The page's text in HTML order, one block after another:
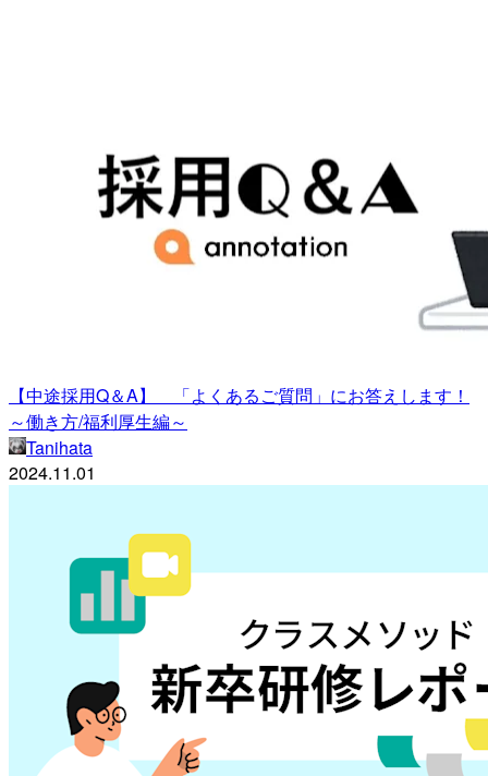
【中途採用Q＆A】 「よくあるご質問」にお答えします！
～働き方/福利厚生編～
Tanihata
2024.11.01